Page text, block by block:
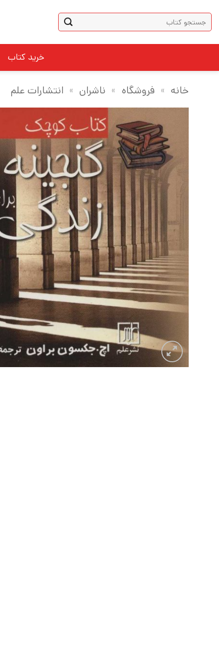
content
جستجو
برای:
خرید کتاب
خانه » فروشگاه » ناشران » انتشارات علم